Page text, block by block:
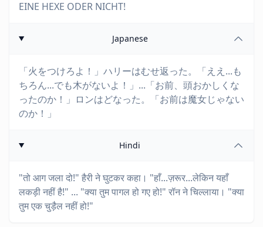
EINE HEXE ODER NICHT!
Japanese
「火をつけろよ！」ハリーはむせ返った。「ええ...も
ちろん...でも木がないよ！」...「お前、頭おかしくな
ったのか！」ロンはどなった。「お前は魔女じゃない
のか！」
Hindi
"तो आग जला दो!" हैरी ने घुटकर कहा। "हाँ...ज़रूर...लेकिन यहाँ
लकड़ी नहीं है!" ... "क्या तुम पागल हो गए हो!" रॉन ने चिल्लाया। "क्या
तुम एक चुड़ैल नहीं हो!"